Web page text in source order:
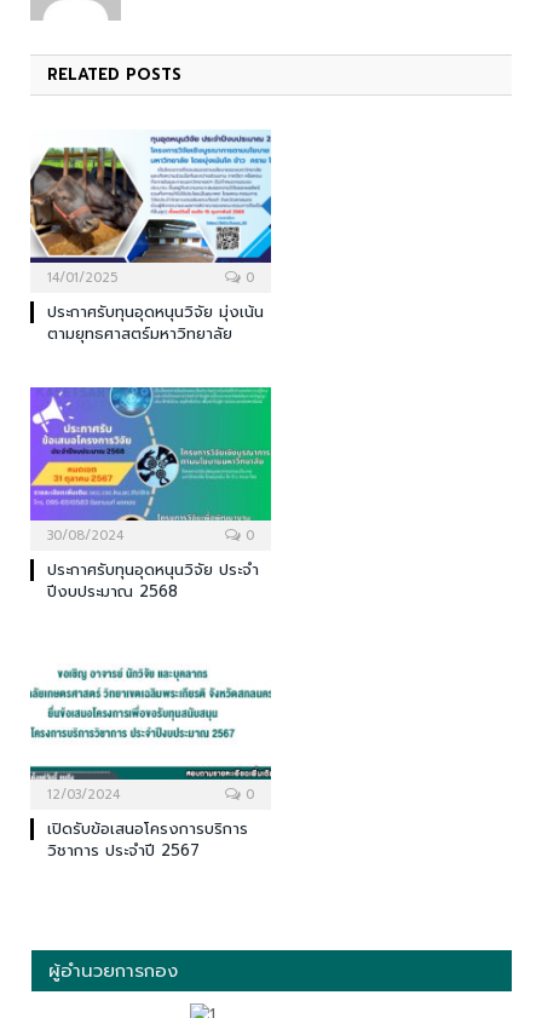
RELATED POSTS
14/01/2025 0
ประกาศรับทุนอุดหนุนวิจัย มุ่งเน้น
ตามยุทธศาสตร์มหาวิทยาลัย
30/08/2024 0
ประกาศรับทุนอุดหนุนวิจัย ประจำ
ปีงบประมาณ 2568
12/03/2024 0
เปิดรับข้อเสนอโครงการบริการ
วิชาการ ประจำปี 2567
ผู้อำนวยการกอง